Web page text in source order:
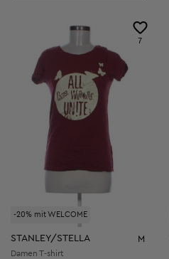
-20% mit WELCOME
7
STANLEY/STELLA M
Damen T-shirt